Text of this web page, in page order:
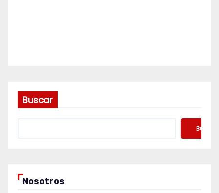
Buscar
Buscar
Nosotros